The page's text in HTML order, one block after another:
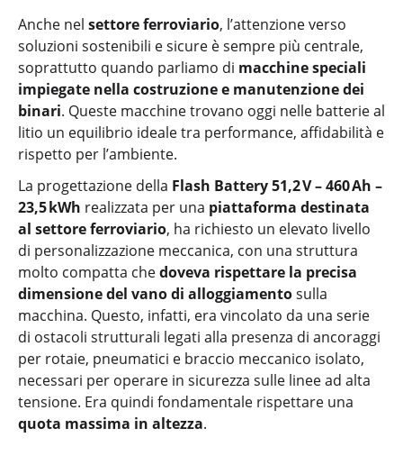
Anche nel settore ferroviario, l’attenzione verso
soluzioni sostenibili e sicure è sempre più centrale,
soprattutto quando parliamo di macchine speciali
impiegate nella costruzione e manutenzione dei
binari. Queste macchine trovano oggi nelle batterie al
litio un equilibrio ideale tra performance, affidabilità e
rispetto per l’ambiente.
La progettazione della Flash Battery 51,2V– 460Ah –
23,5kWh realizzata per una piattaforma destinata
al settore ferroviario, ha richiesto un elevato livello
di personalizzazione meccanica, con una struttura
molto compatta chedoveva rispettare la precisa
dimensione del vano di alloggiamentosulla
macchina. Questo, infatti, era vincolato da una serie
di ostacoli strutturali legati alla presenza di ancoraggi
per rotaie, pneumatici e braccio meccanico isolato,
necessari per operare in sicurezza sulle linee ad alta
tensione. Era quindi fondamentale rispettare una
quota massima in altezza.